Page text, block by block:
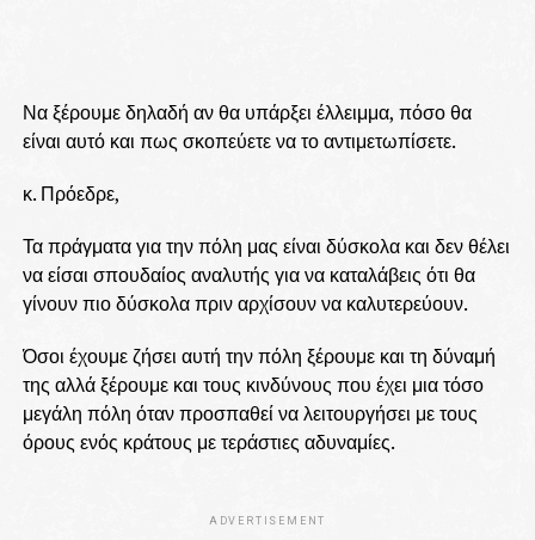
Να ξέρουμε δηλαδή αν θα υπάρξει έλλειμμα, πόσο θα
είναι αυτό και πως σκοπεύετε να το αντιμετωπίσετε.
κ. Πρόεδρε,
Τα πράγματα για την πόλη μας είναι δύσκολα και δεν θέλει
να είσαι σπουδαίος αναλυτής για να καταλάβεις ότι θα
γίνουν πιο δύσκολα πριν αρχίσουν να καλυτερεύουν.
Όσοι έχουμε ζήσει αυτή την πόλη ξέρουμε και τη δύναμή
της αλλά ξέρουμε και τους κινδύνους που έχει μια τόσο
μεγάλη πόλη όταν προσπαθεί να λειτουργήσει με τους
όρους ενός κράτους με τεράστιες αδυναμίες.
ADVERTISEMENT